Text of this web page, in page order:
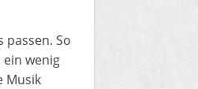
So
wenig
Musik